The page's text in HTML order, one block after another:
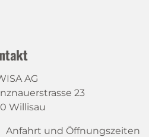
AG
23
Willisau
Anfahrt und Öffnungszeiten